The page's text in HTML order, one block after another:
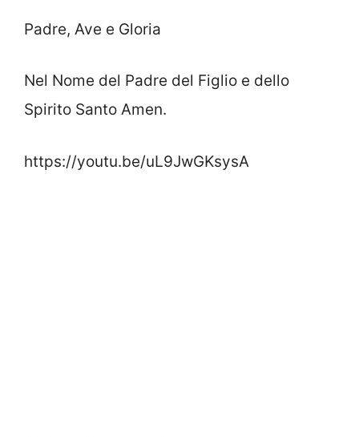
Padre, Ave e Gloria
Nel Nome del Padre del Figlio e dello
Spirito Santo Amen.
https://youtu.be/uL9JwGKsysA